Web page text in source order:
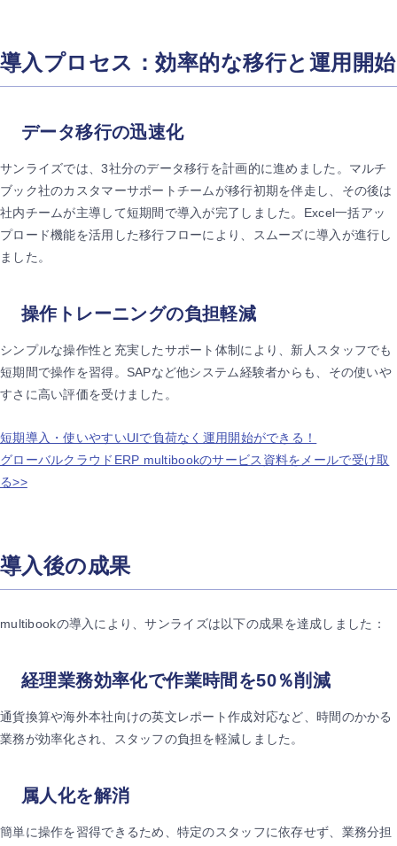
導入プロセス：効率的な移行と運用開始
データ移行の迅速化
サンライズでは、3社分のデータ移行を計画的に進めました。マルチ
ブック社のカスタマーサポートチームが移行初期を伴走し、その後は
社内チームが主導して短期間で導入が完了しました。Excel一括アッ
プロード機能を活用した移行フローにより、スムーズに導入が進行し
ました。
操作トレーニングの負担軽減
シンプルな操作性と充実したサポート体制により、新人スタッフでも
短期間で操作を習得。SAPなど他システム経験者からも、その使いや
すさに高い評価を受けました。
短期導入・使いやすいUIで負荷なく運用開始ができる！
グローバルクラウドERP multibookのサービス資料をメールで受け取
る>>
導入後の成果
multibookの導入により、サンライズは以下の成果を達成しました：
経理業務効率化で作業時間を50％削減
通貨換算や海外本社向けの英文レポート作成対応など、時間のかかる
業務が効率化され、スタッフの負担を軽減しました。
属人化を解消
簡単に操作を習得できるため、特定のスタッフに依存せず、業務分担